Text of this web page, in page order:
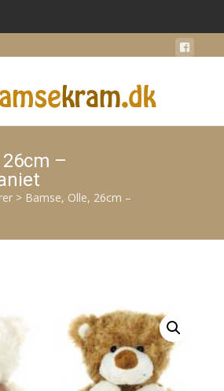
26cm –
> Bamse, Olle, 26cm –